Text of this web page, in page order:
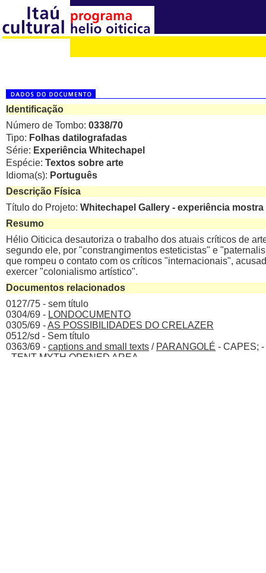
Identificação
Número de Tombo: 0338/70
Tipo: Folhas datilografadas
Série: Experiência Whitechapel
Espécie: Textos sobre arte
Idioma(s): Português
Descrição Física
Título do Projeto: Whitechapel Gallery - experiência
Resumo
Hélio Oiticica desautoriza o trabalho dos atuais críticos de
segundo ele, por "constrangimentos esteticistas" e
que rompeu o contato com os críticos "internacionais",
exercer "colonialismo artístico".
Documentos relacionados
0127/75 - sem título
0304/69 - LONDOCUMENTO
0305/69 -AS POSSIBILIDADES DO CRELAZER
0512/sd - Sem título
0363/69 - captions and small texts / PARANGOLÉ - CAPES;
- TENT-MYTH OPENED AREA